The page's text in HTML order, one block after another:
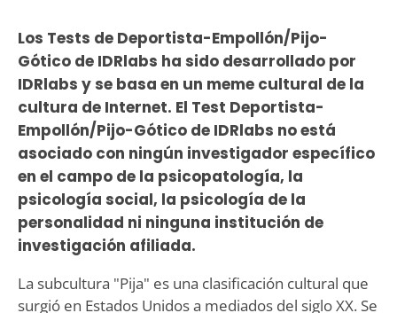
Los Tests de Deportista-Empollón/Pijo-
Gótico de IDRlabs ha sido desarrollado por
IDRlabs y se basa en un meme cultural de la
cultura de Internet. El Test Deportista-
Empollón/Pijo-Gótico de IDRlabs no está
asociado con ningún investigador específico
en el campo de la psicopatología, la
psicología social, la psicología de la
personalidad ni ninguna institución de
investigación afiliada.
La subcultura "Pija" es una clasificación cultural que
surgió en Estados Unidos a mediados del siglo XX. Se